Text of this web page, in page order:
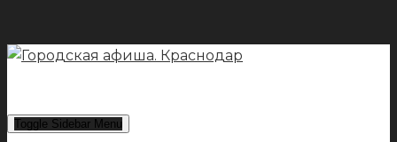
Toggle Sidebar Menu